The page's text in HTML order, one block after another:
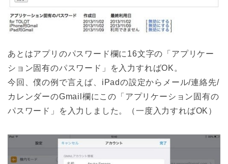
あとはアプリのパスワード欄に16文字の「アプリケー
ション固有のパスワード」を入力すればOK。
今回、僕の例で言えば、iPadの設定からメール/連絡先/
カレンダーのGmail欄にこの「アプリケーション固有の
パスワード」を入力しました。（一度入力すればOK）